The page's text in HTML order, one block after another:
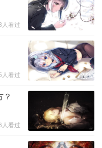
人看过
人看过
？
人看过